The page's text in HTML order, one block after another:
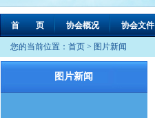
首 页 协会概况 协会文件
您的当前位置： 首页 > 图片新闻
图片新闻